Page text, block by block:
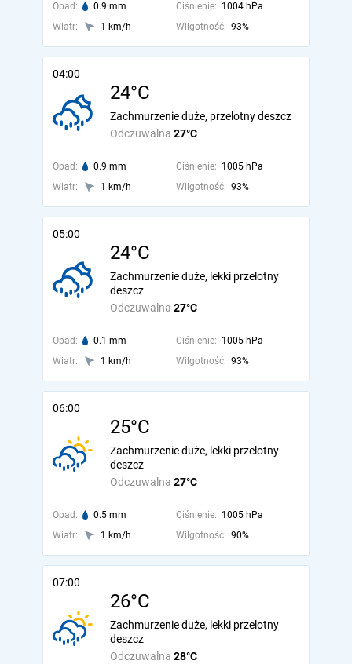
Opad: 0.9 mm Ciśnienie: 1004 hPa
Wiatr:
1 km/h Wilgotność: 93%
04:00
24°C
Odczuwalna 27°C
Zachmurzenie duże, przelotny deszcz
Opad: 0.9 mm Ciśnienie: 1005 hPa
Wiatr:
1 km/h Wilgotność: 93%
05:00
24°C
Odczuwalna 27°C
Zachmurzenie duże, lekki przelotny
deszcz
Opad: 0.1 mm Ciśnienie: 1005 hPa
Wiatr:
1 km/h Wilgotność: 93%
06:00
25°C
Odczuwalna 27°C
Zachmurzenie duże, lekki przelotny
deszcz
Opad: 0.5 mm Ciśnienie: 1005 hPa
Wiatr:
1 km/h Wilgotność: 90%
07:00
26°C
Odczuwalna 28°C
Zachmurzenie duże, lekki przelotny
deszcz